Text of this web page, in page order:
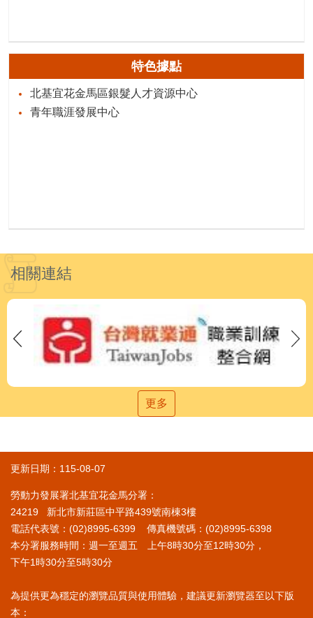
特色據點
北基宜花金馬區銀髮人才資源中心
青年職涯發展中心
相關連結
更多
更新日期：115-08-07
勞動力發展署北基宜花金馬分署：
24219 新北市新莊區中平路439號南棟3樓
電話代表號：(02)8995-6399 傳真機號碼：(02)8995-6398
本分署服務時間：週一至週五 上午8時30分至12時30分，
下午1時30分至5時30分
為提供更為穩定的瀏覽品質與使用體驗，建議更新瀏覽器至以下版
本：